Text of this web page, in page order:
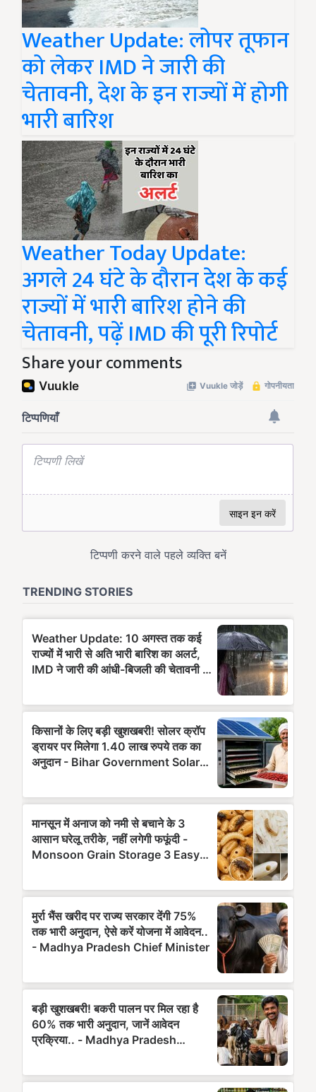
Weather Update: लोपर तूफान
को लेकर IMD ने जारी की
चेतावनी, देश के इन राज्यों में होगी
भारी बारिश
Weather Today Update:
अगले 24 घंटे के दौरान देश के कई
राज्यों में भारी बारिश होने की
चेतावनी, पढ़ें IMD की पूरी रिपोर्ट
Share your comments